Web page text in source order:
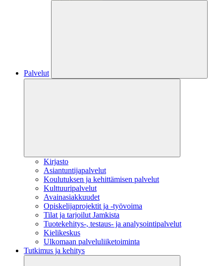
Palvelut
Kirjasto
Asiantuntijapalvelut
Koulutuksen ja kehittämisen palvelut
Kulttuuripalvelut
Avainasiakkuudet
Opiskelijaprojektit​ ja -työvoima
Tilat ja tarjoilut Jamkista
Tuotekehitys-, testaus- ja analysointipalvelut
Kielikeskus
Ulkomaan palveluliiketoiminta
Tutkimus ja kehitys